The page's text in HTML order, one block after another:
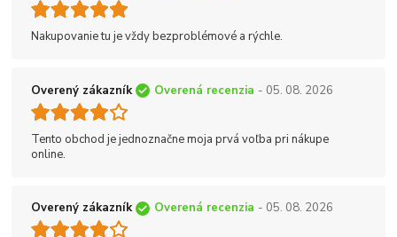
Nakupovanie tu je vždy bezproblémové a rýchle.
Overený zákazník Overená recenzia - 05. 08. 2026
Tento obchod je jednoznačne moja prvá voľba pri nákupe
online.
Overený zákazník Overená recenzia - 05. 08. 2026